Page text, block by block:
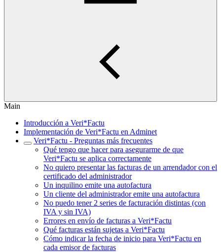
Main
Introducción a Veri*Factu
Implementación de Veri*Factu en Adminet
Veri*Factu - Preguntas más frecuentes
Qué tengo que hacer para asegurarme de que
Veri*Factu se aplica correctamente
No quiero presentar las facturas de un arrendador con el
certificado del administrador
Un inquilino emite una autofactura
Un cliente del administrador emite una autofactura
No puedo tener 2 series de facturación distintas (con
IVA y sin IVA)
Errores en envío de facturas a Veri*Factu
Qué facturas están sujetas a Veri*Factu
Cómo indicar la fecha de inicio para Veri*Factu en
cada emisor de facturas